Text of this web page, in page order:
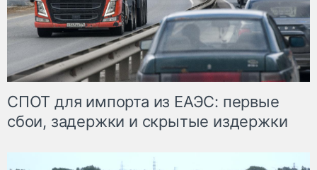
СПОТ для импорта из ЕАЭС: первые
сбои, задержки и скрытые издержки